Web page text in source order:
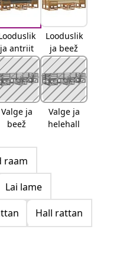
ja antriit
Looduslik
ja beež
Valge ja
beež
Valge ja
helehall
raam
Lai lame
Hall rattan